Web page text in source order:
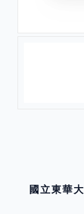
國立東華